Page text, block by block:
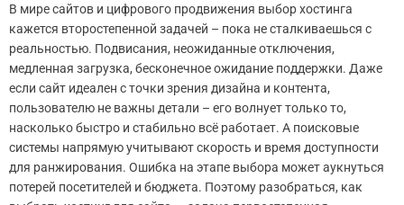
В мире сайтов и цифрового продвижения выбор хостинга
кажется второстепенной задачей – пока не сталкиваешься с
реальностью. Подвисания, неожиданные отключения,
медленная загрузка, бесконечное ожидание поддержки. Даже
если сайт идеален с точки зрения дизайна и контента,
пользователю не важны детали – его волнует только то,
насколько быстро и стабильно всё работает. А поисковые
системы напрямую учитывают скорость и время доступности
для ранжирования. Ошибка на этапе выбора может аукнуться
потерей посетителей и бюджета. Поэтому разобраться, как